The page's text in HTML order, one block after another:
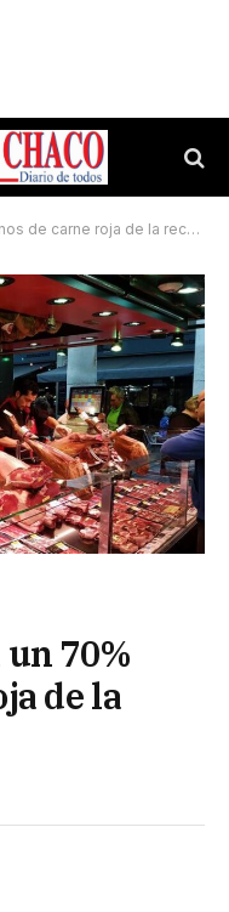
carne roja de la recomendada
un 70%
de la